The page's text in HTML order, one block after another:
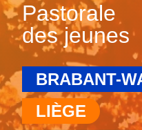
Pastorale
des jeunes
BRABANT-
LIÈGE